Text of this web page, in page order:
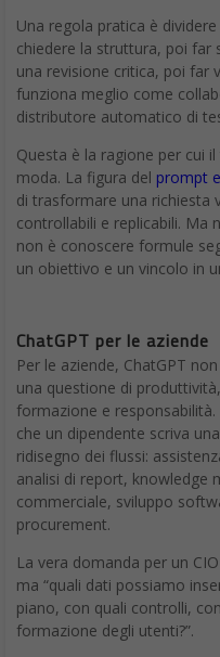
Una regola pratica è
chiedere la struttura, poi far
una revisione critica, poi far
funziona meglio come
distributore automatico di
Questa è la ragione per cui
moda. La figura del prompt
di trasformare una richiesta
controllabili e replicabili. Ma
non è conoscere formule
un obiettivo e un vincolo in
ChatGPT per le aziende
Per le aziende, ChatGPT
una questione di
formazione e
che un dipendente scriva
ridisegno dei flussi:
analisi di report, knowledge
commerciale, sviluppo
procurement.
La vera domanda per un
ma “quali dati possiamo
piano, con quali controlli,
formazione degli utenti?”.